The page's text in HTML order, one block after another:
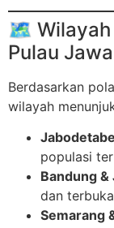
🗺️ Wilayah
Pulau Jawa
Berdasarkan
wilayah
populasi
Bandung &
dan
Semarang